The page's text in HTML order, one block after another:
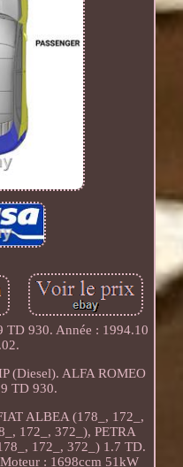
TD 930. Année : 1994.10
(Diesel). ALFA ROMEO
TD 930.
ALBEA (178_, 172_,
172_, 372_), PETRA
172_, 372_) 1.7 TD.
: 1698ccm 51kW